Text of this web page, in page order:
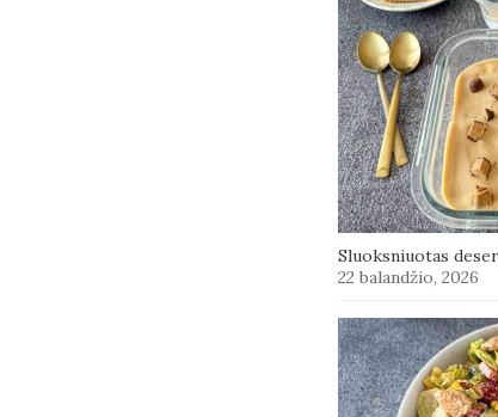
Sluoksniuotas
22 balandžio, 2026